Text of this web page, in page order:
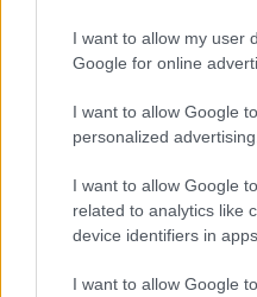
I want to allow my user
Google for online
I want to allow Google
personalized advertising.
I want to allow Google
related to analytics like
device identifiers in apps.
I want to allow Google
ragaszkodással teli
jelzős szerkezetben,
édesapa. A
melléknév
meglehetősen korán,
Ómagyar Mária-siralomban
azaz „ó én édes uracskám”.